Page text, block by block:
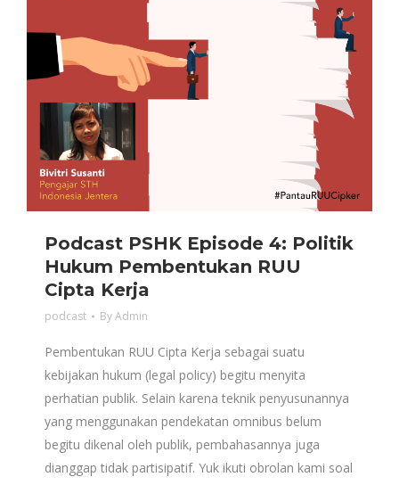
Podcast PSHK Episode 4: Politik
Hukum Pembentukan RUU
Cipta Kerja
podcast ByAdmin
Pembentukan RUU Cipta Kerja sebagai suatu
kebijakan hukum (legal policy) begitu menyita
perhatian publik. Selain karena teknik penyusunannya
yang menggunakan pendekatan omnibus belum
begitu dikenal oleh publik, pembahasannya juga
dianggap tidak partisipatif. Yuk ikuti obrolan kami soal